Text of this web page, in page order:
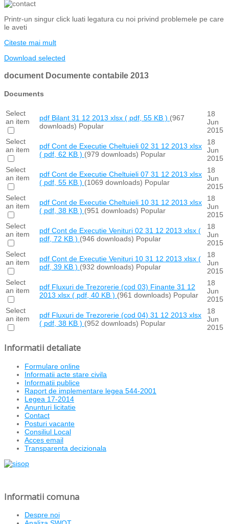
Printr-un singur click luati legatura cu noi privind problemele pe care
le aveti
Citeste mai mult
Download selected
document Documente contabile 2013
Documents
Select
an item
pdf Bilant 31 12 2013 xlsx ( pdf, 55 KB ) (967
downloads) Popular
18
Jun
2015
Select
an item
pdf Cont de Executie Cheltuieli 02 31 12 2013 xlsx
( pdf, 62 KB ) (979 downloads) Popular
18
Jun
2015
Select
an item
pdf Cont de Executie Cheltuieli 07 31 12 2013 xlsx
( pdf, 55 KB ) (1069 downloads) Popular
18
Jun
2015
Select
an item
pdf Cont de Executie Cheltuieli 10 31 12 2013 xlsx
( pdf, 38 KB ) (951 downloads) Popular
18
Jun
2015
Select
an item
pdf Cont de Executie Venituri 02 31 12 2013 xlsx (
pdf, 72 KB ) (946 downloads) Popular
18
Jun
2015
Select
an item
pdf Cont de Executie Venituri 10 31 12 2013 xlsx (
pdf, 39 KB ) (932 downloads) Popular
18
Jun
2015
Select
an item
pdf Fluxuri de Trezorerie (cod 03) Finante 31 12
2013 xlsx ( pdf, 40 KB ) (961 downloads) Popular
18
Jun
2015
Select
an item
pdf Fluxuri de Trezorerie (cod 04) 31 12 2013 xlsx
( pdf, 38 KB ) (952 downloads) Popular
18
Jun
2015
Informatii detaliate
Formulare online
Informatii acte stare civila
Informatii publice
Raport de implementare legea 544-2001
Legea 17-2014
Anunturi licitatie
Contact
Posturi vacante
Consiliul Local
Acces email
Transparenta decizionala
Informatii comuna
Despre noi